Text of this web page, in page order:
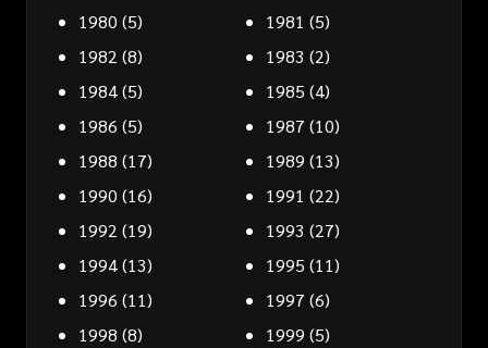
1980 (5) 1981 (5)
1982 (8) 1983 (2)
1984(5) 1985 (4)
1986 (5) 1987 (10)
1988 (17) 1989 (13)
1990 (16) 1991 (22)
1992 (19) 1993 (27)
1994(13) 1995 (11)
1996 (11) 1997 (6)
1998 (8) 1999 (5)